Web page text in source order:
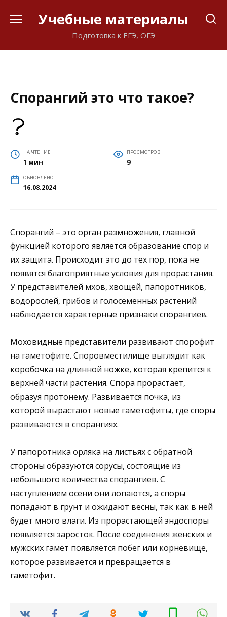
Учебные материалы
Подготовка к ЕГЭ, ОГЭ
Спорангий это что такое?
НА ЧТЕНИЕ
1 мин
ПРОСМОТРОВ
9
ОБНОВЛЕНО
16.08.2024
Спорангий – это орган размножения, главной
функцией которого является образование спор и
их защита. Происходит это до тех пор, пока не
появятся благоприятные условия для прорастания.
У представителей мхов, хвощей, папоротников,
водорослей, грибов и голосеменных растений
наблюдается характерные признаки спорангиев.
Моховидные представители развивают спорофит
на гаметофите. Споровместилище выглядит как
коробочка на длинной ножке, которая крепится к
верхней части растения. Спора прорастает,
образуя протонему. Развивается почка, из
которой вырастают новые гаметофиты, где споры
развиваются в спорангиях.
У папоротника орляка на листьях с обратной
стороны образуются сорусы, состоящие из
небольшого количества спорангиев. С
наступлением осени они лопаются, а споры
попадают в грунт и ожидают весны, так как в ней
будет много влаги. Из прорастающей эндоспоры
появляется заросток. После соединения женских и
мужских гамет появляется побег или корневище,
которое развивается и превращается в
гаметофит.